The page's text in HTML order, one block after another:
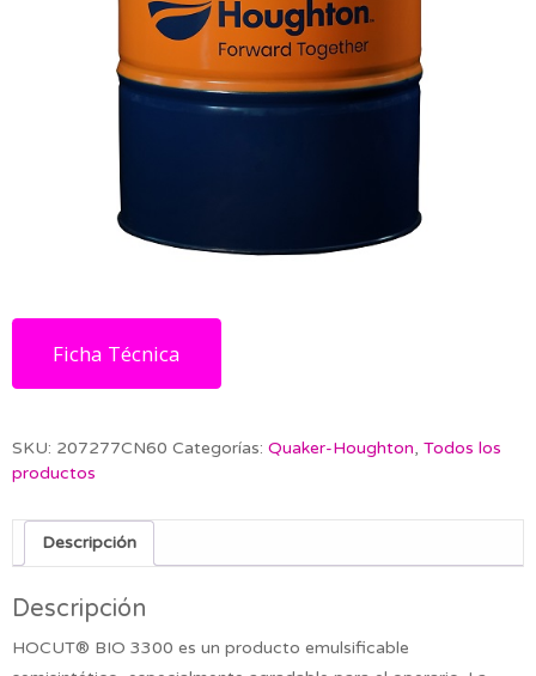
Ficha Técnica
SKU: 207277CN60 Categorías: Quaker-Houghton, Todos los
productos
Descripción
Descripción
HOCUT® BIO 3300 es un producto emulsificable